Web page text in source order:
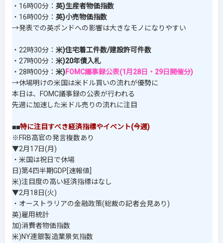
・16時00分： 英)生産者物価指数
・16時00分： 英)小売物価指数
→発表での英ポンドへの影響は大きなモノになりやすい
・22時30分： 米)住宅着工件数/建設許可件数
・27時00分： 米)20年債入札
・28時00分： 米)FOMC議事録公表(1月28日・29日開催分)
→休場明けの米国は米ドル買いの流れが優勢に
本日は、FOMC議事録の公表が行われる
先週に加速した米ドル売りの流れに注目
■■特に注目すべき経済指標やイベント(今週)
※FRB高官の発言複数あり
▼2月17日(月)
・米国は祝日で休場
日)第4四半期GDP[速報値]
米)注目度の高い経済指標はなし
▼2月18日(火)
・オーストラリアの金融政策(総裁の記者会見あり)
英)雇用統計
加)消費者物価指数
米)NY連銀製造業景気指数